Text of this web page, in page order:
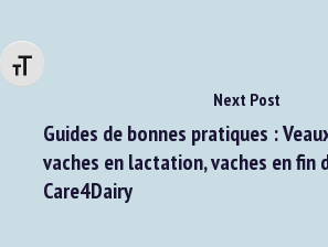
Changer la taille de la police
Next Post
Guides de bonnes pratiques :
vaches en lactation, vaches en fin